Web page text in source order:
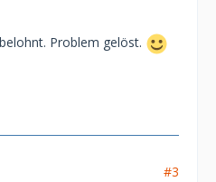
Problem gelöst.
#3